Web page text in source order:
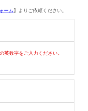
ーム 】よりご依頼ください。
英数字をご入力ください。